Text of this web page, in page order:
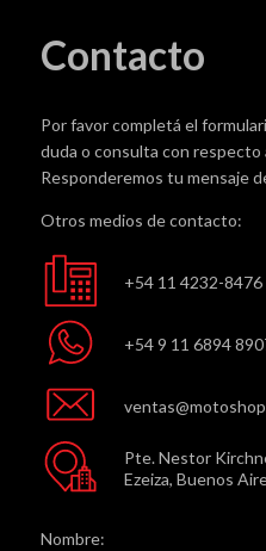
Contacto
Por favor completá el
duda o consulta con
Responderemos tu mensaje
Otros medios de contacto:
+54 11 4232-8476
+54 9 11 6894
Pte. Nestor
Ezeiza, Buenos
Nombre: